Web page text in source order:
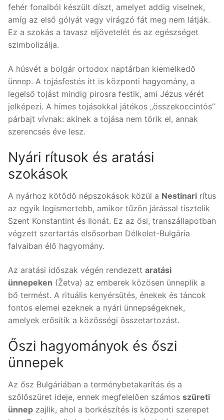
fehér fonalból készült díszt, amelyet addig viselnek,
amíg az első gólyát vagy virágzó fát meg nem látják.
Ez a szokás a tavasz eljövetelét és az egészséget
szimbolizálja.
A húsvét a bolgár ortodox naptárban kiemelkedő
ünnep. A tojásfestés itt is központi hagyomány, a
legelső tojást mindig pirosra festik, ami Jézus vérét
jelképezi. A hímes tojásokkal játékos „összekoccintós”
párbajt vívnak: akinek a tojása nem törik el, annak
szerencsés éve lesz.
Nyári rítusok és aratási
szokások
A nyárhoz kötődő népszokások közül a Nestinari rítus
az egyik legismertebb, amikor tűzön járással tisztelik
Szent Konstantint és Ilonát. Ez az ősi, transzállapotban
végzett szertartás elsősorban Délkelet-Bulgária
falvaiban élő hagyomány.
Az aratási időszak végén rendezett aratási
ünnepeken (Žetva) az emberek közösen ünneplik a
bő termést. A rituális kenyérsütés, énekek és táncok
fontos elemei ezeknek a nyári ünnepségeknek,
amelyek erősítik a közösségi összetartozást.
Őszi hagyományok és őszi
ünnepek
Az ősz Bulgáriában a terménybetakarítás és a
szőlőszüret ideje, ennek megfelelően számos szüreti
ünnep zajlik, ahol a borkészítés is központi szerepet